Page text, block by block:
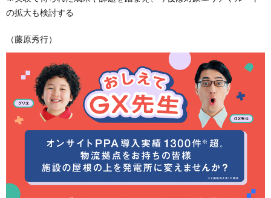
の拡大も検討する
（藤原秀行）